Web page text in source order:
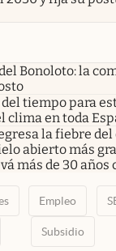
Bonoloto: la
tiempo para
clima en toda
la fiebre del
abierto más
más de 30 años
Empleo
Subsidio